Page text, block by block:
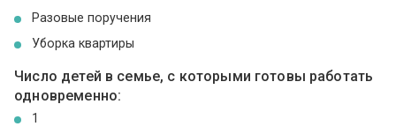
Разовые поручения
Уборка квартиры
Число детей в семье, с которыми готовы работать
одновременно:
1